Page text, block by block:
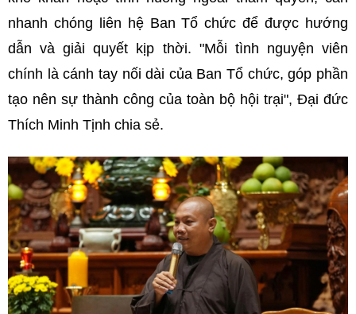
nhanh chóng liên hệ Ban Tổ chức để được hướng
dẫn và giải quyết kịp thời. "Mỗi tình nguyện viên
chính là cánh tay nối dài của Ban Tổ chức, góp phần
tạo nên sự thành công của toàn bộ hội trại", Đại đức
Thích Minh Tịnh chia sẻ.